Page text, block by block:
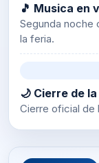
🎵 Musica en
Segunda noche
la feria.
🌙 Cierre de
Cierre oficial de